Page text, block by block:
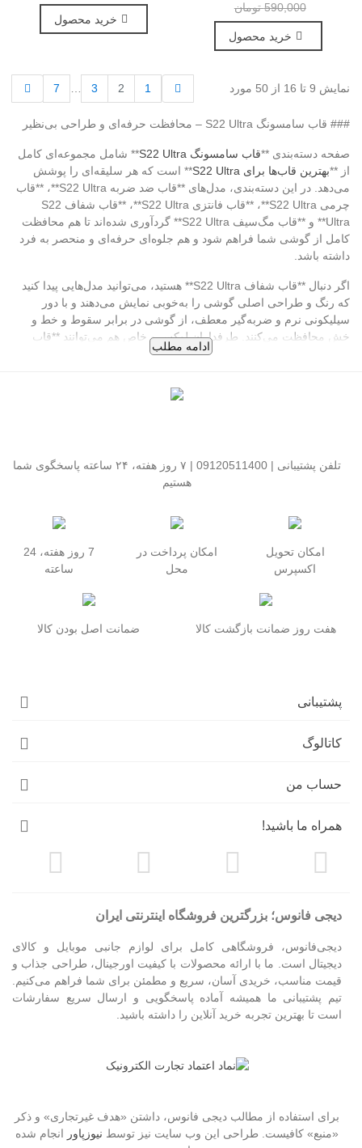
590,000 تومان
خرید محصول
خرید محصول
نمایش 9 تا 16 از 50 مورد 1
2
3
7
### قاب سامسونگ S22 Ultra – محافظت حرفه‌ای و طراحی بی‌نظیر
صفحه دسته‌بندی **قاب سامسونگ S22 Ultra
** شامل مجموعه‌ای کامل
از **بهترین قاب‌ها برای S22 Ultra
** است که هر سلیقه‌ای را پوشش
می‌دهد. در این دسته‌بندی، مدل‌های **قاب ضد ضربه S22 Ultra**، **قاب
چرمی S22 Ultra**، **قاب فانتزی S22 Ultra**، **قاب شفاف S22
Ultra** و **قاب مگ‌سیف S22 Ultra** گردآوری شده‌اند تا هم محافظت
کامل از گوشی شما فراهم شود و هم جلوه‌ای حرفه‌ای و منحصر به فرد
داشته باشد.
اگر دنبال **قاب شفاف S22 Ultra** هستید، می‌توانید مدل‌هایی پیدا کنید
که رنگ و طراحی اصلی گوشی را به‌خوبی نمایش می‌دهند و با دور
سیلیکونی نرم و ضربه‌گیر معطف، از گوشی در برابر سقوط و خط و
خش محافظت می‌کنند. طرفداران لوکس و خاص هم می‌توانند **قاب
ناشی از سقوط را کاملاً جذب می‌کنند و امنیت گوشی شما را تضمین
در این دسته‌بندی می‌توانید **خرید قاب S22 Ultra** مورد علاقه خود را با
**قیمت مناسب و کیفیت اورجینال** انجام دهید و از عملکرد کامل گوشی
خود اطمینان حاصل کنید. طراحی دقیق قاب‌ها باعث شده دسترسی به
دکمه‌ها، پورت‌ها و لنز دوربین بدون هیچ محدودیتی باقی بماند.
با انتخاب **قاب سامسونگ S22 Ultra** از این دسته‌بندی، شما هم زیبایی
لذت‌بخش از استفاده روزمره خواهید داشت.
ادامه مطلب
تلفن پشتیبانی | 09120511400 | ۷ روز هفته، ۲۴ ساعته پاسخگوی شما
هستیم
امکان تحویل
اکسپرس
امکان پرداخت در
محل
7 روز هفته، 24
ساعته
هفت روز ضمانت بازگشت کالا ضمانت اصل بودن کالا
پشتیبانی
کاتالوگ
حساب من
همراه ما باشید!
دیجی فانوس؛ بزرگترین فروشگاه اینترنتی ایران
دیجی‌فانوس، فروشگاهی کامل برای لوازم جانبی موبایل و کالای
دیجیتال است. ما با ارائه محصولات با کیفیت اورجینال، طراحی جذاب و
قیمت مناسب، خریدی آسان، سریع و مطمئن برای شما فراهم می‌کنیم.
تیم پشتیبانی ما همیشه آماده پاسخگویی و ارسال سریع سفارشات
است تا بهترین تجربه خرید آنلاین را داشته باشید.
برای استفاده از مطالب دیجی فانوس، داشتن «هدف غیرتجاری» و ذکر
«منبع» کافیست. طراحی این وب سایت نیز توسط نیوزپاور انجام شده